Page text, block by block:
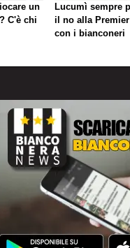
un
C'è chi
Lucumì sempre
il no alla
con i bianconeri